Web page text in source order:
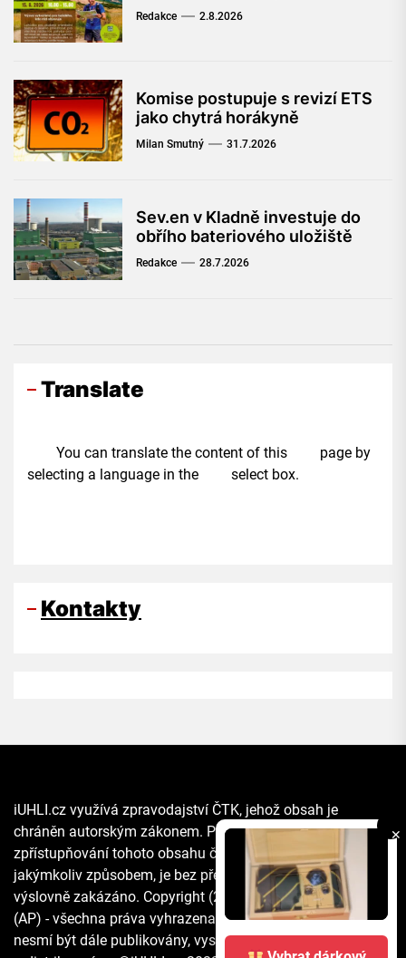
Redakce 2.8.2026
Komise postupuje s revizí ETS
jako chytrá horákyně
Milan Smutný 31.7.2026
Sev.en v Kladně investuje do
obřího bateriového uložiště
Redakce 28.7.2026
Translate
You can translate the content of this page by
selecting a language in the select box.
Kontakty
✕
iUHLI.cz využívá zpravodajství ČTK, jehož obsah je
chráněn autorským zákonem. Přepis, šíření či další
zpřístupňování tohoto obsahu či jeho části veřejnosti, a to
jakýmkoliv způsobem, je bez předchozího souhlasu ČTK
výslovně zakázáno. Copyright (2021) The Associated Press
(AP) - všechna práva vyhrazena. Materiály agentury AP
nesmí být dále publikovány, vysílány, přepisovány nebo